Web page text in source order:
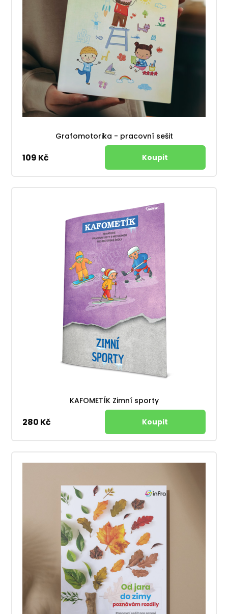
Grafomotorika - pracovní sešit
109 Kč
KAFOMETÍK Zimní sporty
280 Kč